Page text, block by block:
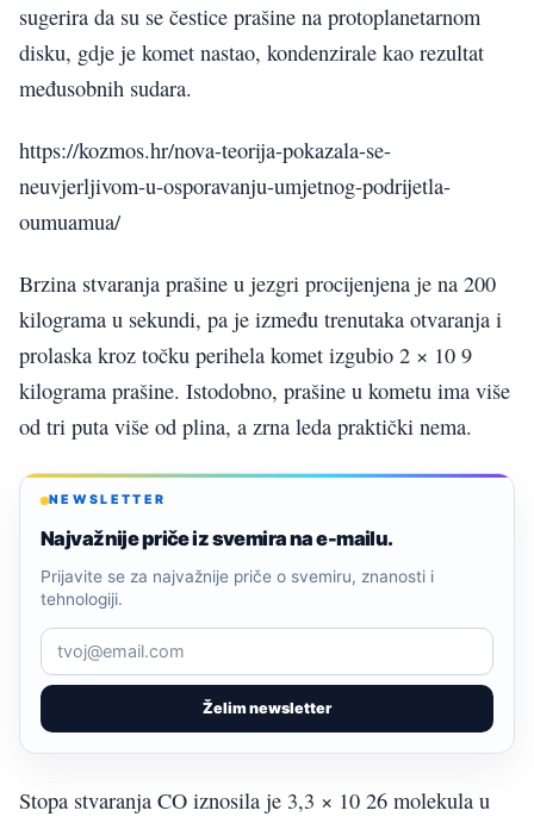
sugerira da su se čestice prašine na protoplanetarnom
disku, gdje je komet nastao, kondenzirale kao rezultat
međusobnih sudara.
https://kozmos.hr/nova-teorija-pokazala-se-
neuvjerljivom-u-osporavanju-umjetnog-podrijetla-
oumuamua/
Brzina stvaranja prašine u jezgri procijenjena je na 200
kilograma u sekundi, pa je između trenutaka otvaranja i
prolaska kroz točku perihela komet izgubio 2 × 10 9
kilograma prašine. Istodobno, prašine u kometu ima više
od tri puta više od plina, a zrna leda praktički nema.
NEWSLETTER
Najvažnije priče iz svemira na e-mailu.
Želim newsletter
Prijavite se za najvažnije priče o svemiru, znanosti i
tehnologiji.
Stopa stvaranja CO iznosila je 3,3 × 10 26 molekula u